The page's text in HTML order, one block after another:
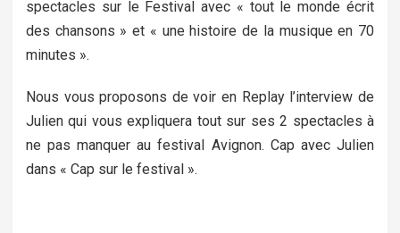
spectacles sur le Festival avec « tout le monde écrit
des chansons » et « une histoire de la musique en 70
minutes ».
Nous vous proposons de voir en Replay l’interview de
Julien qui vous expliquera tout sur ses 2 spectacles à
ne pas manquer au festival Avignon. Cap avec Julien
dans « Cap sur le festival ».